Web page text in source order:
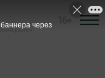
район
через